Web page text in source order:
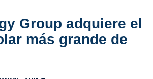
Group adquiere el
más grande de